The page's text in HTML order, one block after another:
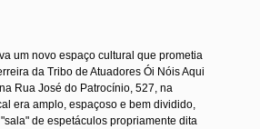
um novo espaço cultural que prometia
da Tribo de Atuadores Ói Nóis Aqui
Rua José do Patrocínio, 527, na
era amplo, espaçoso e bem dividido,
de espetáculos propriamente dita